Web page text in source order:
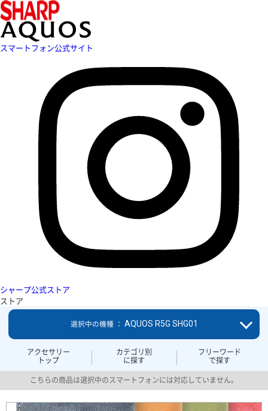
スマートフォン公式サイト
シャープ公式ストア
ストア
アクセサリー
トップ
カテゴリ別
に探す
フリーワード
で探す
選択中の機種 ： AQUOS R5G SHG01
こちらの商品は選択中のスマートフォンには対応していません。